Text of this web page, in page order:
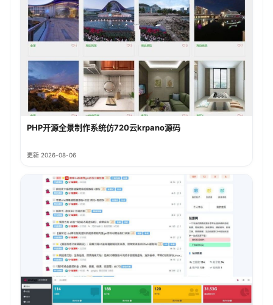
PHP开源全景制作系统仿720云krpano源码
更新 2026-08-06